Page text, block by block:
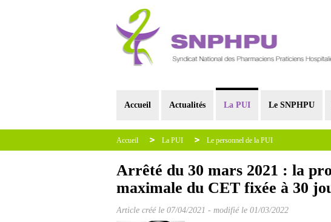
Accueil Actualités La PUI Le SNPHPU
Accueil La PUI Le personnel de la PUI
Arrêté du 30 mars 2021 : la
maximale du CET fixée à 30
Article créé le 07/04/2021 - modifié le 01/03/2022